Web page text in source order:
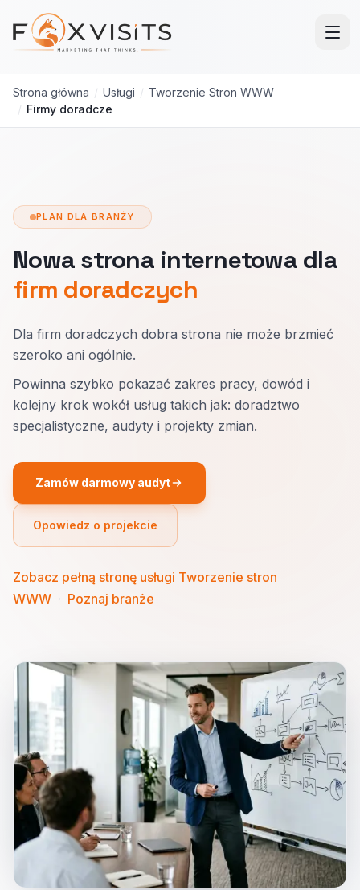
Przejdź do treści głównej
Strona główna / Usługi / Tworzenie Stron WWW
/ Firmy doradcze
PLAN DLA BRANŻY
Nowa strona internetowa dla
firm doradczych
Dla firm doradczych dobra strona nie może brzmieć
szeroko ani ogólnie.
Powinna szybko pokazać zakres pracy, dowód i
kolejny krok wokół usług takich jak: doradztwo
specjalistyczne, audyty i projekty zmian.
Zamów darmowy audyt
Opowiedz o projekcie
Zobacz pełną stronę usługi Tworzenie stron
WWW
Poznaj branże